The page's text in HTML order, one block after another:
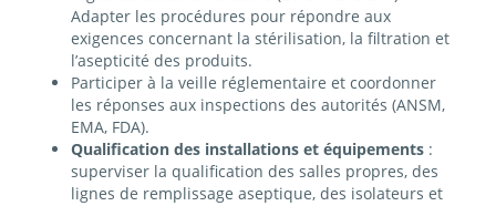
Adapter les procédures pour répondre aux
exigences concernant la stérilisation, la filtration et
l’asepticité des produits.
Participer à la veille réglementaire et coordonner
les réponses aux inspections des autorités (ANSM,
EMA, FDA).
Qualification des installations et équipements:
superviser la qualification des salles propres, des
lignes de remplissage aseptique, des isolateurs et